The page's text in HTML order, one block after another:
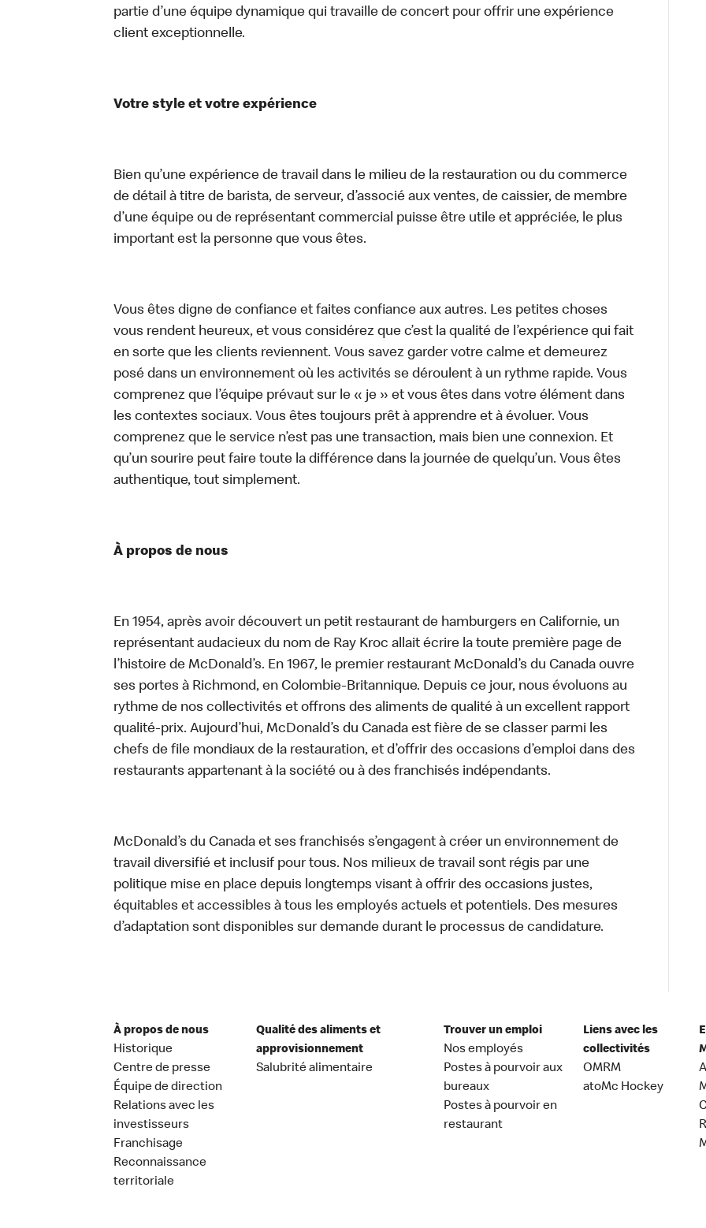
partie d’une équipe dynamique qui travaille de concert pour offrir une expérience
client exceptionnelle.
Votre style et votre expérience
Bien qu’une expérience de travail dans le milieu de la restauration ou du commerce
de détail à titre de barista, de serveur, d’associé aux ventes, de caissier, de membre
d’une équipe ou de représentant commercial puisse être utile et appréciée, le plus
important est la personne que vous êtes.
Vous êtes digne de confiance et faites confiance aux autres. Les petites choses
vous rendent heureux, et vous considérez que c’est la qualité de l’expérience qui fait
en sorte que les clients reviennent. Vous savez garder votre calme et demeurez
posé dans un environnement où les activités se déroulent à un rythme rapide. Vous
comprenez que l’équipe prévaut sur le « je » et vous êtes dans votre élément dans
les contextes sociaux. Vous êtes toujours prêt à apprendre et à évoluer. Vous
comprenez que le service n’est pas une transaction, mais bien une connexion. Et
qu’un sourire peut faire toute la différence dans la journée de quelqu’un. Vous êtes
authentique, tout simplement.
À propos de nous
En 1954, après avoir découvert un petit restaurant de hamburgers en Californie, un
représentant audacieux du nom de Ray Kroc allait écrire la toute première page de
l’histoire de McDonald’s. En 1967, le premier restaurant McDonald’s du Canada ouvre
ses portes à Richmond, en Colombie-Britannique. Depuis ce jour, nous évoluons au
rythme de nos collectivités et offrons des aliments de qualité à un excellent rapport
qualité-prix. Aujourd’hui, McDonald’s du Canada est fière de se classer parmi les
chefs de file mondiaux de la restauration, et d’offrir des occasions d’emploi dans des
restaurants appartenant à la société ou à des franchisés indépendants.
McDonald’s du Canada et ses franchisés s’engagent à créer un environnement de
travail diversifié et inclusif pour tous. Nos milieux de travail sont régis par une
politique mise en place depuis longtemps visant à offrir des occasions justes,
équitables et accessibles à tous les employés actuels et potentiels. Des mesures
d’adaptation sont disponibles sur demande durant le processus de candidature.
À propos de nous
Historique
Centre de presse
Équipe de direction
Relations avec les
investisseurs
Franchisage
Reconnaissance
territoriale
Qualité des aliments et
approvisionnement
Salubrité alimentaire
Trouver un emploi
Nos employés
Postes à pourvoir aux
bureaux
Postes à pourvoir en
restaurant
Liens avec les
collectivités
OMRM
atoMc Hockey